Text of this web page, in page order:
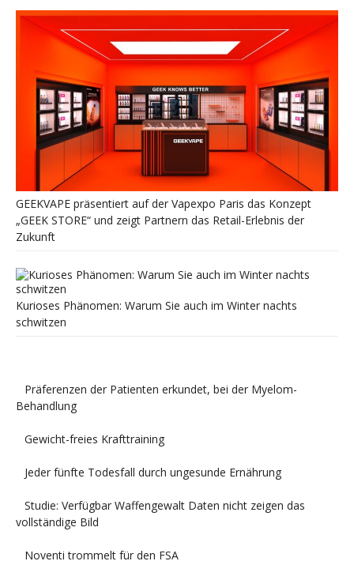
GEEKVAPE präsentiert auf der Vapexpo Paris das Konzept
„GEEK STORE“ und zeigt Partnern das Retail-Erlebnis der
Zukunft
Kurioses Phänomen: Warum Sie auch im Winter nachts
schwitzen
Präferenzen der Patienten erkundet, bei der Myelom-
Behandlung
Gewicht-freies Krafttraining
Jeder fünfte Todesfall durch ungesunde Ernährung
Studie: Verfügbar Waffengewalt Daten nicht zeigen das
vollständige Bild
Noventi trommelt für den FSA